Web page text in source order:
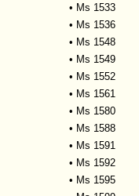
• Ms 1533
• Ms 1536
• Ms 1548
• Ms 1549
• Ms 1552
• Ms 1561
• Ms 1580
• Ms 1588
• Ms 1591
• Ms 1592
• Ms 1595